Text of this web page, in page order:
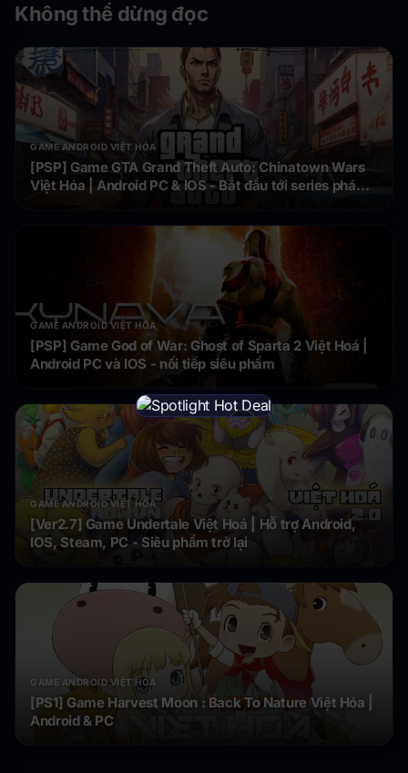
Không thể dừng đọc
GAME ANDROID VIỆT HÓA
[PSP] Game GTA Grand Theft Auto: Chinatown Wars
Việt Hóa | Android PC & IOS - Bắt đầu tới series phá
GAME ANDROID VIỆT HÓA
[PSP] Game God of War: Ghost of Sparta 2 Việt Hoá |
Android PC và IOS - nối tiếp siêu phẩm
GAME ANDROID VIỆT HÓA
[Ver2.7] Game Undertale Việt Hoá | Hỗ trợ Android,
IOS, Steam, PC - Siêu phẩm trở lại
GAME ANDROID VIỆT HÓA
[PS1] Game Harvest Moon : Back To Nature Việt Hóa |
Android & PC
×